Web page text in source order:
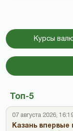
Курсы
Топ-5
07 августа 2026,
Казань